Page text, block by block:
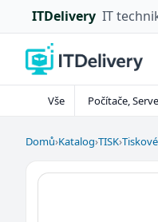
ITDelivery IT
Vše Počítače,
Domů›Katalog›TISK›